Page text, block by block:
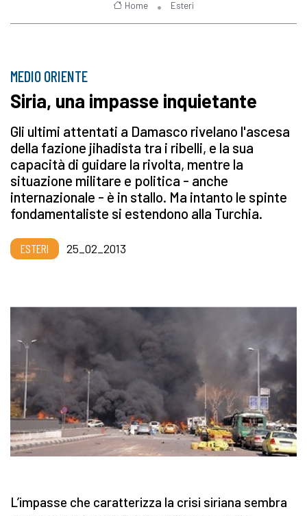
Home Esteri
MEDIO ORIENTE
Siria, una impasse inquietante
Gli ultimi attentati a Damasco rivelano l'ascesa
della fazione jihadista tra i ribelli, e la sua
capacità di guidare la rivolta, mentre la
situazione militare e politica - anche
internazionale - è in stallo. Ma intanto le spinte
fondamentaliste si estendono alla Turchia.
ESTERI 25_02_2013
L’impasse che caratterizza la crisi siriana sembra